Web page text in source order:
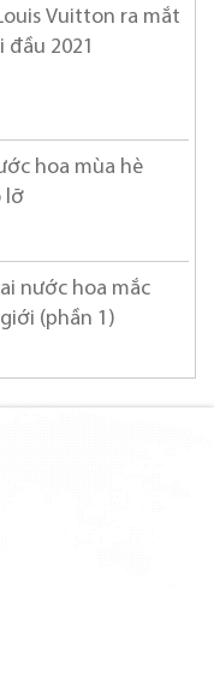
Vuitton ra mắt
đầu 2021
hoa mùa hè
lỡ
nước hoa mắc
(phần 1)